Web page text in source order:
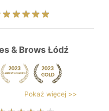
& Brows Łódź
Pokaż więcej >>